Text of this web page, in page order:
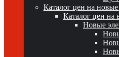
Каталог цен на
Каталог цен на
Новые